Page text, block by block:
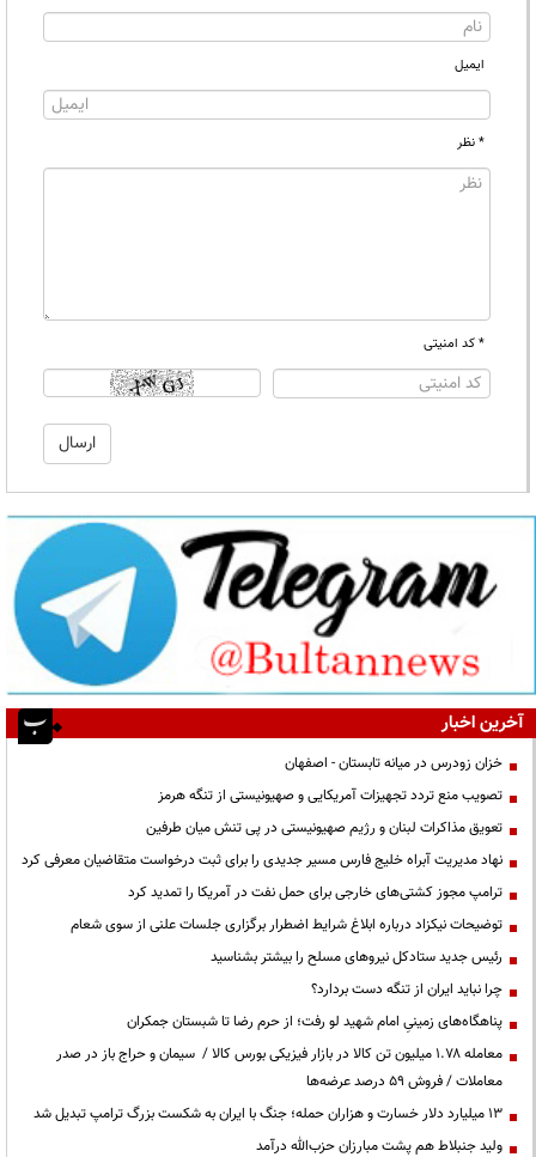
ایمیل
* نظر
* کد امنیتی
آخرین اخبار
خزان زودرس در میانه تابستان - اصفهان
تصویب منع تردد تجهیزات آمریکایی و صهیونیستی از تنگه هرمز
تعویق مذاکرات لبنان و رژیم صهیونیستی در پی تنش میان طرفین
نهاد مدیریت آبراه خلیج فارس مسیر جدیدی را برای ثبت درخواست متقاضیان معرفی کرد
ترامپ مجوز کشتی‌های خارجی برای حمل نفت در آمریکا را تمدید کرد
توضیحات نیکزاد درباره ابلاغ شرایط اضطرار برگزاری جلسات علنی از سوی شعام
رئیس جدید ستادکل نیروهای مسلح را بیشتر بشناسید
چرا نباید ایران از تنگه دست بردارد؟
پناهگاه‌های زمینیِ امام شهید لو رفت؛ از حرم رضا تا شبستان جمکران
معامله ۱.۷۸ میلیون تن کالا در بازار فیزیکی بورس کالا / سیمان و حراج باز در صدر
معاملات / فروش ۵۹ درصد عرضه‌ها
۱۳ میلیارد دلار خسارت و هزاران حمله؛ جنگ با ایران به شکست بزرگ ترامپ تبدیل شد
ولید جنبلاط هم پشت مبارزان حزب‌الله درآمد